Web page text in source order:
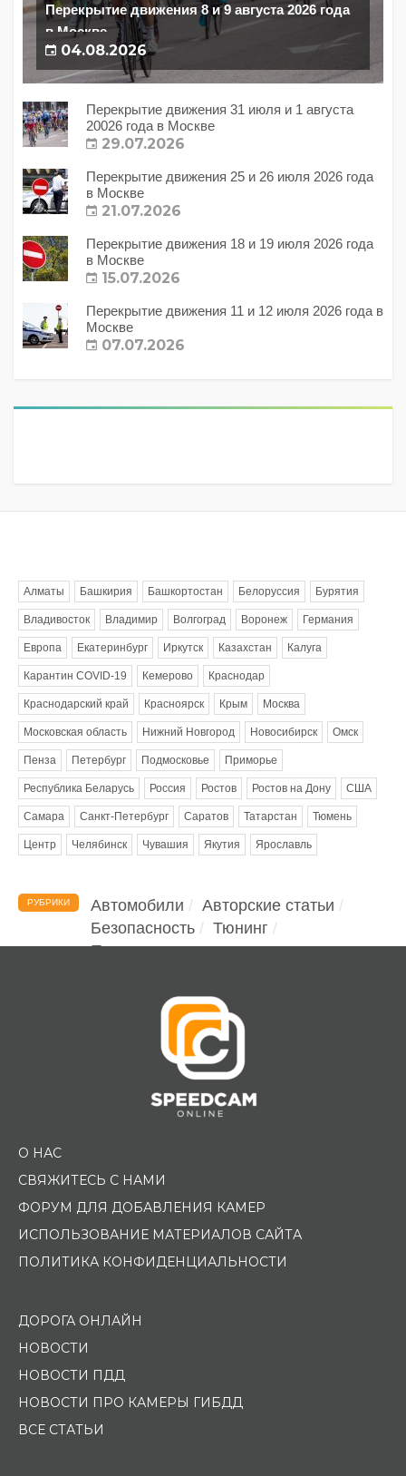
Перекрытие движения 8 и 9 августа 2026 года
в Москве
04.08.2026
Перекрытие движения 31 июля и 1 августа
20026 года в Москве
29.07.2026
Перекрытие движения 25 и 26 июля 2026 года
в Москве
21.07.2026
Перекрытие движения 18 и 19 июля 2026 года
в Москве
15.07.2026
Перекрытие движения 11 и 12 июля 2026 года в
Москве
07.07.2026
Алматы Башкирия Башкортостан Белоруссия Бурятия
Владивосток Владимир Волгоград Воронеж Германия
Европа Екатеринбург Иркутск Казахстан Калуга
Карантин COVID-19 Кемерово Краснодар
Краснодарский край Красноярск Крым Москва
Московская область Нижний Новгород Новосибирск Омск
Пенза Петербург Подмосковье Приморье
Республика Беларусь Россия Ростов Ростов на Дону США
Самара Санкт-Петербург Саратов Татарстан Тюмень
Центр Челябинск Чувашия Якутия Ярославль
РУБРИКИ Автомобили
Авторские статьи
Безопасность
Тюнинг
Помощь водителю
О НАС
СВЯЖИТЕСЬ С НАМИ
ФОРУМ ДЛЯ ДОБАВЛЕНИЯ КАМЕР
ИСПОЛЬЗОВАНИЕ МАТЕРИАЛОВ САЙТА
ПОЛИТИКА КОНФИДЕНЦИАЛЬНОСТИ
ДОРОГА ОНЛАЙН
НОВОСТИ
НОВОСТИ ПДД
НОВОСТИ ПРО КАМЕРЫ ГИБДД
ВСЕ СТАТЬИ